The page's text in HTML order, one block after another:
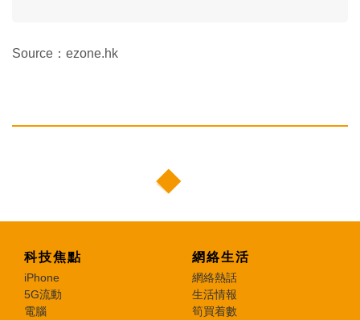
Source：ezone.hk
科技焦點
iPhone
5G流動
電腦
網絡生活
網絡熱話
生活情報
筍買着數